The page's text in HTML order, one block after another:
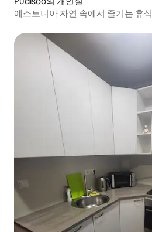
에스토니아 자연 속에서 즐기는 휴식